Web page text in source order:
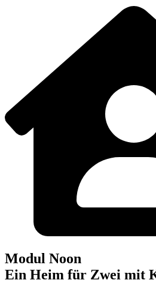
Modul Noon
Ein Heim für Zwei mit